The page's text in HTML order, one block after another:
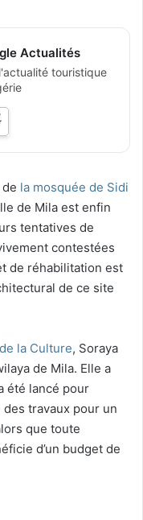
Actualités
touristique
la mosquée de Sidi
de Mila est enfin
tentatives de
contestées
de réhabilitation est
de ce site
la Culture, Soraya
de Mila. Elle a
été lancé pour
travaux pour un
que toute
d’un budget de